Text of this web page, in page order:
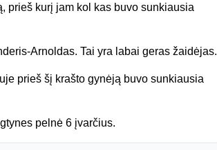
prieš kurį jam kol kas buvo sunkiausia
Arnoldas. Tai yra labai geras žaidėjas.
prieš šį krašto gynėją buvo sunkiausia
pelnė 6 įvarčius.